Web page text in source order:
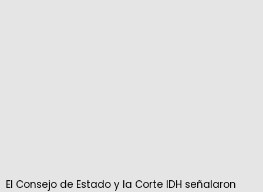
El Consejo de Estado y la Corte IDH señalaron